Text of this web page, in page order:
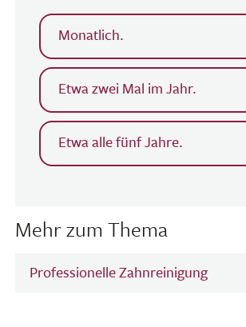
Monatlich.
Etwa zwei Mal im Jahr.
Etwa alle fünf Jahre.
Mehr zum Thema
Professionelle Zahnreinigung